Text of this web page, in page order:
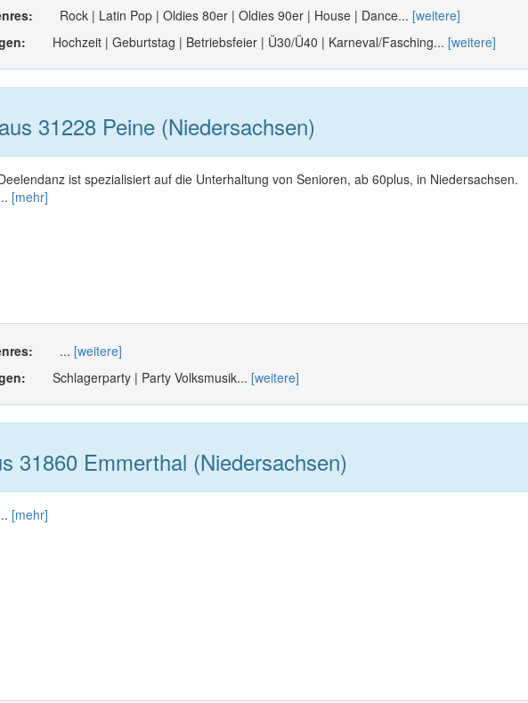
Rock | Latin Pop | Oldies 80er | Oldies 90er | House | Dance... [weitere]
Hochzeit | Geburtstag | Betriebsfeier | Ü30/Ü40 | Karneval/Fasching... [weitere]
aus 31228 Peine (Niedersachsen)
ist spezialisiert auf die Unterhaltung von Senioren, ab 60plus, in Niedersachsen.
[mehr]
... [weitere]
Schlagerparty | Party Volksmusik... [weitere]
31860 Emmerthal (Niedersachsen)
[mehr]